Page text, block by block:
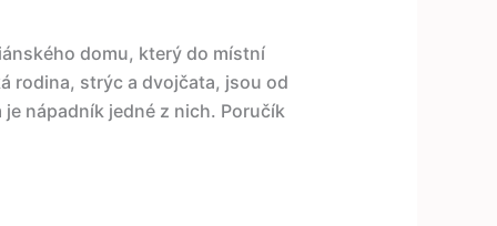
domu, který do místní
rodina, strýc a dvojčata, jsou od
nápadník jedné z nich. Poručík